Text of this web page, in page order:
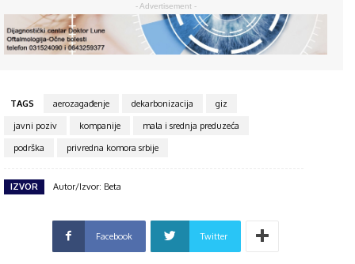
- Advertisement -
TAGS aerozagađenje dekarbonizacija
giz
javni poziv
kompanije
mala i srednja preduzeća
podrška
privredna komora srbije
IZVOR Autor/Izvor: Beta
Facebook Twitter